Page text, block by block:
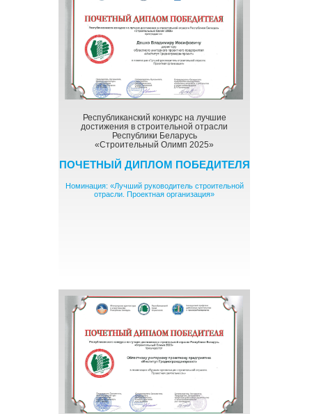
Республиканский конкурс на лучшие
достижения в строительной отрасли
Республики Беларусь
«Строительный Олимп 2025»
Номинация: «Лучший руководитель строительной
отрасли. Проектная организация»
ПОЧЕТНЫЙ ДИПЛОМ ПОБЕДИТЕЛЯ